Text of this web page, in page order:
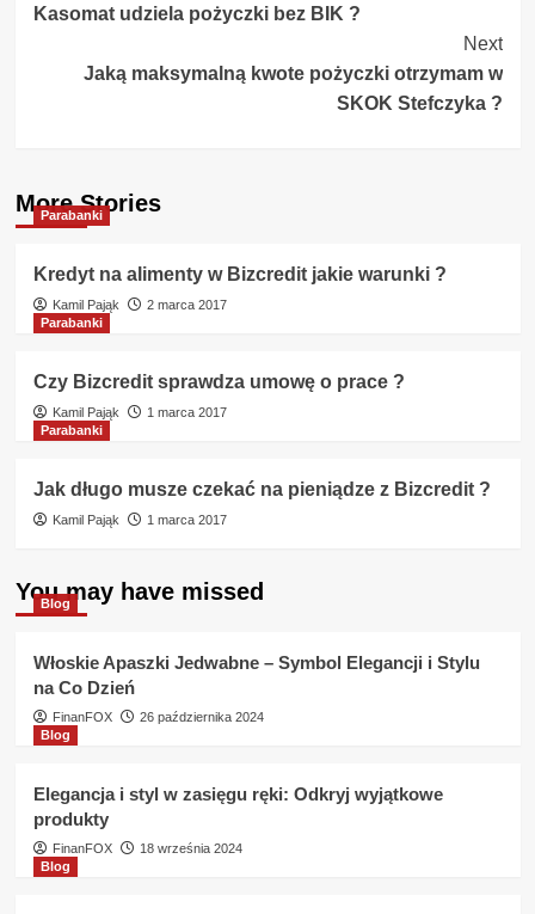
Navigation
Kasomat udziela pożyczki bez BIK ?
Next
Jaką maksymalną kwote pożyczki otrzymam w
SKOK Stefczyka ?
More Stories
Parabanki
Kredyt na alimenty w Bizcredit jakie warunki ?
Kamil Pająk
2 marca 2017
Parabanki
Czy Bizcredit sprawdza umowę o prace ?
Kamil Pająk
1 marca 2017
Parabanki
Jak długo musze czekać na pieniądze z Bizcredit ?
Kamil Pająk 1 marca 2017
You may have missed
Blog
Włoskie Apaszki Jedwabne – Symbol Elegancji i Stylu
na Co Dzień
FinanFOX
26 października 2024
Blog
Elegancja i styl w zasięgu ręki: Odkryj wyjątkowe
produkty
FinanFOX
18 września 2024
Blog